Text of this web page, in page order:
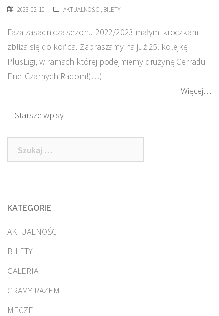
2023-02-10 AKTUALNOŚCI, BILETY
Faza zasadnicza sezonu 2022/2023 małymi kroczkami
zbliża się do końca. Zapraszamy na już 25. kolejkę
PlusLigi, w ramach której podejmiemy drużynę Cerradu
Enei Czarnych Radom!(…)
Więcej…
Nawigacja
po
wpisach
Starsze wpisy
Szukaj:
KATEGORIE
AKTUALNOŚCI
BILETY
GALERIA
GRAMY RAZEM
MECZE